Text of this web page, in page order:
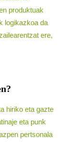
produktuak
logikazkoa da
ere,
hiriko eta gazte
eta punk
pertsonala